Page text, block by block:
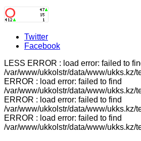
Twitter
Facebook
LESS ERROR : load error: failed to
/var/www/ukkolstr/data/www/ukks.kz/
ERROR : load error: failed to find
/var/www/ukkolstr/data/www/ukks.kz/
ERROR : load error: failed to find
/var/www/ukkolstr/data/www/ukks.kz/
ERROR : load error: failed to find
/var/www/ukkolstr/data/www/ukks.kz/